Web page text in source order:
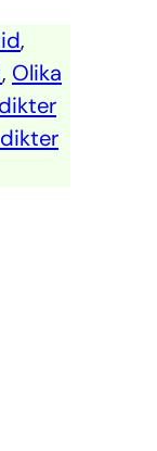
,
, Olika